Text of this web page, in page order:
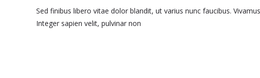
Sed finibus libero vitae dolor blandit, ut varius nunc faucibus.
Integer sapien velit, pulvinar non